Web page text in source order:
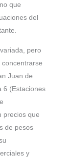
que
del
pero
Juan de
6 (Estaciones
precios que
de pesos
y